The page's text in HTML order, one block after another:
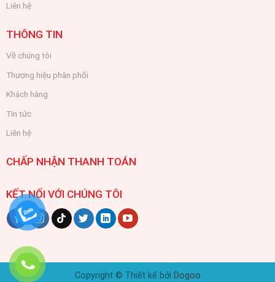
Liên hệ
THÔNG TIN
Về chúng tôi
Thương hiệu phân phối
Khách hàng
Tin tức
Liên hệ
CHẤP NHẬN THANH TOÁN
KẾT NỐI VỚI CHÚNG TÔI
Copyright © Thiết kế bởi Dogoo